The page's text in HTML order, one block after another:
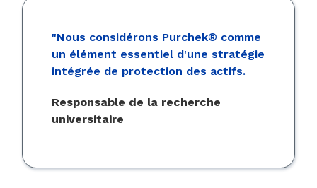
"Nous considérons Purchek® comme
un élément essentiel d'une stratégie
intégrée de protection des actifs.
Responsable de la recherche
universitaire